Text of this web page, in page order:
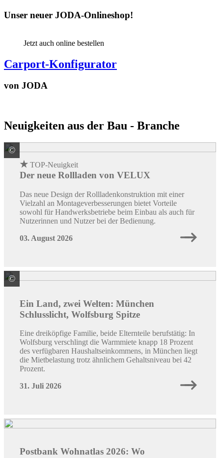
Unser neuer JODA-Onlineshop!
Jetzt auch online bestellen
Carport-Konfigurator
von JODA
Neuigkeiten aus der Bau - Branche
© VELUX Deutschland GmbH
★ TOP-Neuigkeit
Der neue Rollladen von VELUX
Das neue Design der Rollladenkonstruktion mit einer
Vielzahl an Montageverbesserungen bietet Vorteile
sowohl für Handwerksbetriebe beim Einbau als auch für
Nutzerinnen und Nutzer bei der Bedienung.
03. August 2026
© Quelle: Immowelt
Ein Land, zwei Welten: München
Schlusslicht, Wolfsburg Spitze
Eine dreiköpfige Familie, beide Elternteile berufstätig: In
Wolfsburg verschlingt die Warmmiete knapp 18 Prozent
des verfügbaren Haushaltseinkommens, in München liegt
die Mietbelastung trotz ähnlichem Gehaltsniveau bei 42
Prozent.
31. Juli 2026
Postbank Wohnatlas 2026: Wo